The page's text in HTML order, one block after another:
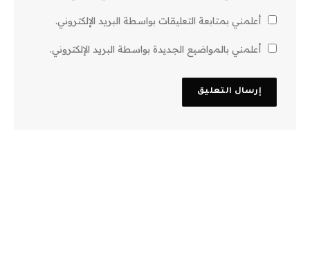
أعلمني بمتابعة التعليقات بواسطة البريد الإلكتروني.
أعلمني بالمواضيع الجديدة بواسطة البريد الإلكتروني.